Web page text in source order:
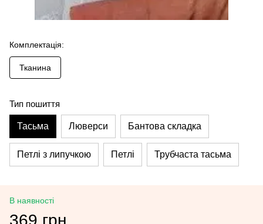
Комплектація:
Тканина
Тип пошиття
Тасьма Люверси Бантова складка
Петлі з липучкою Петлі Трубчаста тасьма
В наявності
369 грн